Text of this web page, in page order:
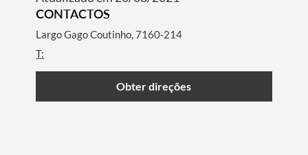
CONTACTOS
Largo Gago Coutinho, 7160-214
T:
Obter direções